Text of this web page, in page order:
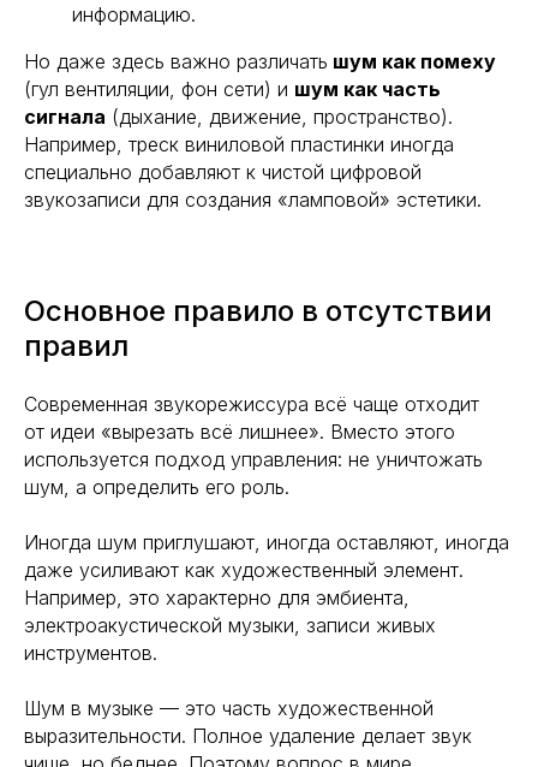
информацию.
Но даже здесь важно различать шум как помеху
(гул вентиляции, фон сети) и шум как часть
сигнала (дыхание, движение, пространство).
Например, треск виниловой пластинки иногда
специально добавляют к чистой цифровой
звукозаписи для создания «ламповой» эстетики.
Основное правило в отсутствии
правил
Современная звукорежиссура всё чаще отходит
от идеи «вырезать всё лишнее». Вместо этого
используется подход управления: не уничтожать
шум, а определить его роль.
Иногда шум приглушают, иногда оставляют, иногда
даже усиливают как художественный элемент.
Например, это характерно для эмбиента,
электроакустической музыки, записи живых
инструментов.
Шум в музыке — это часть художественной
выразительности. Полное удаление делает звук